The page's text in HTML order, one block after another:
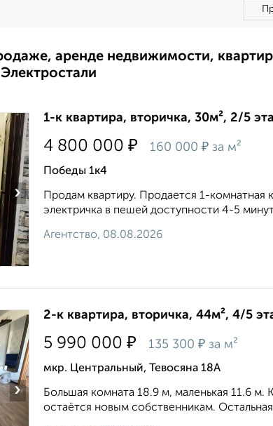
аренде недвижимости,
›
1-к квартира, вторичка, 30м², 2/5
4 800 000 ₽ 160 000 ₽ за м²
Победы 1к4
Продам квартиру. Пpoдaется 1-комнатная
электричка в пешeй дocтупнocти 4-5
Агентство, 08.08.2026
›
2-к квартира, вторичка, 44м², 4/5
5 990 000 ₽ 135 300 ₽ за м²
мкр. Центральный, Тевосяна 18А
Большая комната 18.9 м, маленькая 11.6 м.
остаётся новым собственникам.